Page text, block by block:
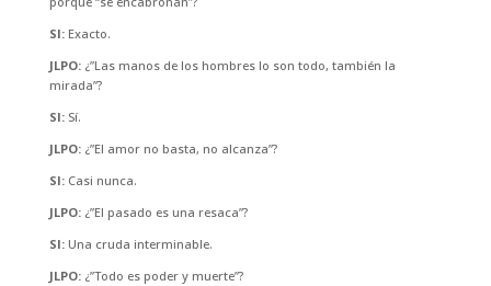
SI:Exacto.
JLPO:¿”Las manos de los hombres lo son todo, también la
mirada”?
SI:Sí.
JLPO:¿”El amor no basta, no alcanza”?
SI:Casi nunca.
JLPO:¿”El pasado es una resaca”?
SI:Una cruda interminable.
JLPO:¿”Todo es poder y muerte”?